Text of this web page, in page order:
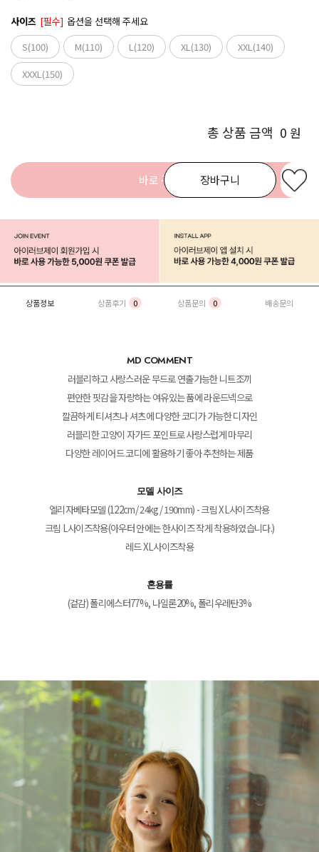
사이즈 [필수] 옵션을 선택해 주세요
S(100)
M(110) L(120) XL(130)
XXL(140)
XXXL(150)
총 상품 금액 0 원
장바구니
바로 구매
상품정보 상품후기 0 상품문의 0 배송문의
MD COMMENT
러블리하고 사랑스러운 무드로 연출가능한 니트조끼
편안한 핏감을 자랑하는 여유있는 품에 라운드넥으로
깔끔하게 티셔츠나 셔츠에 다양한 코디가 가능한 디자인
러블리한 고양이 자가드 포인트로 사랑스럽게 마무리
다양한 레이어드 코디에 활용하기 좋아 추천하는 제품
모델 사이즈
엘리자베타모델 (122cm/ 24kg/ 190mm) - 크림 XL사이즈착용
크림 L사이즈착용(아우터 안에는 한사이즈 작게 착용하였습니다.)
레드 XL사이즈착용
혼용률
(겉감) 폴리에스터77%, 나일론20%, 폴리우레탄3%